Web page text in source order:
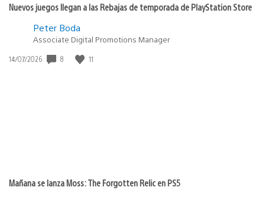
Nuevos juegos llegan a las Rebajas de temporada de PlayStation Store
Peter Boda
Associate Digital Promotions Manager
Fecha
14/07/2026 8 11
Mañana se lanza Moss: The Forgotten Relic en PS5